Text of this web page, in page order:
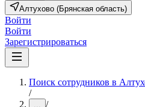
Алтухово (Брянская область)
Войти
Войти
Зарегистрироваться
Поиск сотрудников в
/
... /